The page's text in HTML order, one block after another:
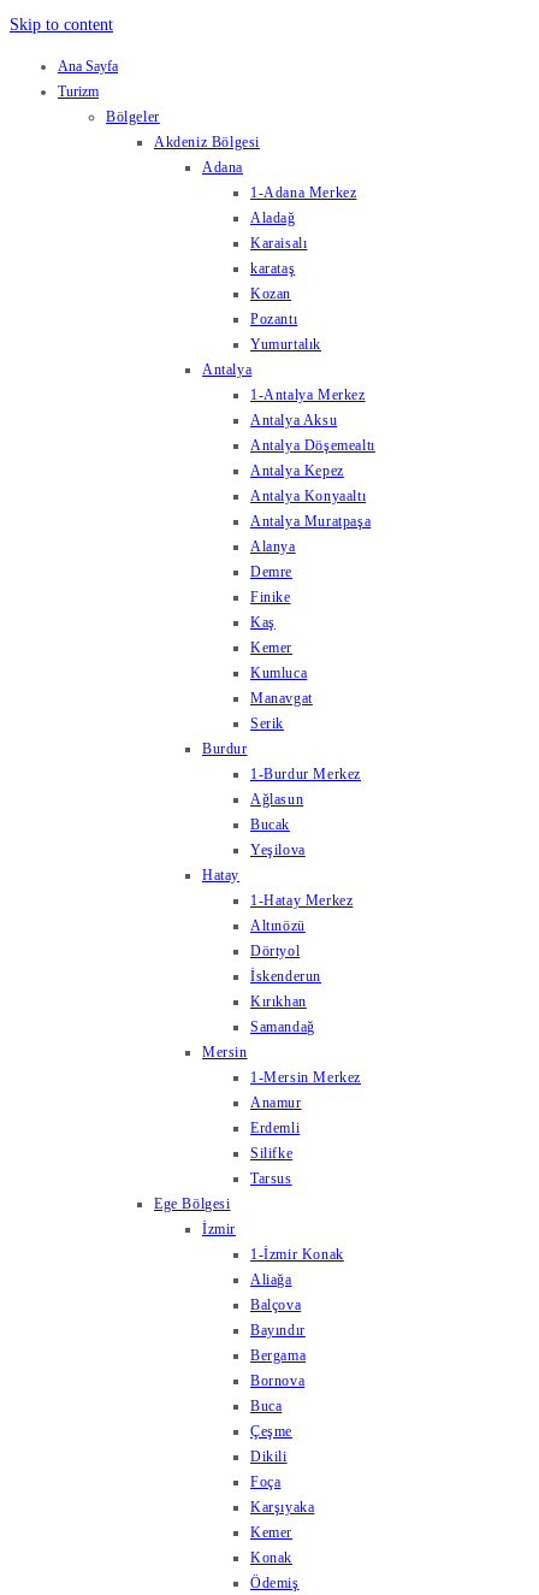
Skip to content
Ana Sayfa
Turizm
Bölgeler
Akdeniz Bölgesi
Adana
1-Adana Merkez
Aladağ
Karaisalı
karataş
Kozan
Pozantı
Yumurtalık
Antalya
1-Antalya Merkez
Antalya Aksu
Antalya Döşemealtı
Antalya Kepez
Antalya Konyaaltı
Antalya Muratpaşa
Alanya
Demre
Finike
Kaş
Kemer
Kumluca
Manavgat
Serik
Burdur
1-Burdur Merkez
Ağlasun
Bucak
Yeşilova
Hatay
1-Hatay Merkez
Altınözü
Dörtyol
İskenderun
Kırıkhan
Samandağ
Mersin
1-Mersin Merkez
Anamur
Erdemli
Silifke
Tarsus
Ege Bölgesi
İzmir
1-İzmir Konak
Aliağa
Balçova
Bayındır
Bergama
Bornova
Buca
Çeşme
Dikili
Foça
Karşıyaka
Kemer
Konak
Ödemiş